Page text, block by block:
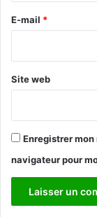
e
E-mail *
Site web
Enregistrer
navigateur pour